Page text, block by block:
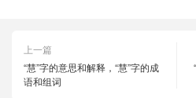
上一篇
“慧”字的意思和解释，“慧”字的成
语和组词